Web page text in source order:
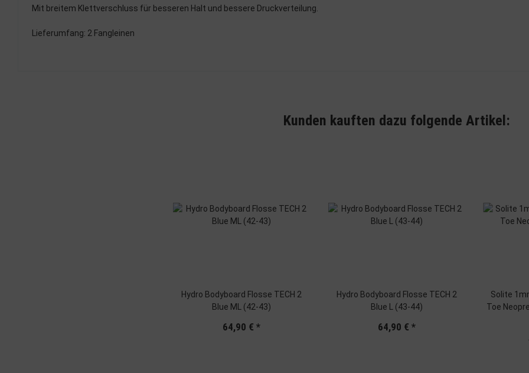
Mit breitem Klettverschluss für besseren Halt und bessere Druckverteilung.
Lieferumfang: 2 Fangleinen
Kunden kauften dazu folgende Artikel:
Hydro Bodyboard Flosse TECH 2
Blue ML (42-43)
64,90 €*
Hydro Bodyboard Flosse TECH 2
Blue L (43-44)
64,90 € *
Solite
Toe